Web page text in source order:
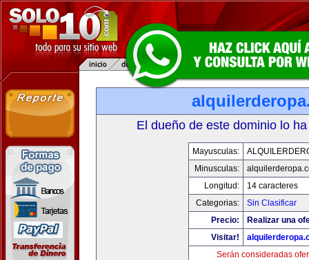
El dueño de este dominio lo
Mayusculas:
Minusculas:
Longitud:
14 caracteres
Categorias:
Sin Clasificar
Precio:
Realizar una
Visitar!
Serán consideradas